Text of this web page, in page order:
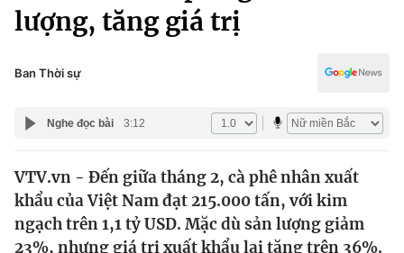
Chính trị
Pháp luật
Thế giới
Truyền hình
Y tế
Công nghệ
lượng, tăng giá trị
Ban Thời sự
Nghe đọc bài 3:12
VTV.vn - Đến giữa tháng 2, cà phê nhân xuất
khẩu của Việt Nam đạt 215.000 tấn, với kim
ngạch trên 1,1 tỷ USD. Mặc dù sản lượng giảm
23%, nhưng giá trị xuất khẩu lại tăng trên 36%.